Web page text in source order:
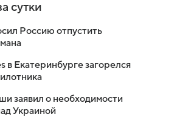
сутки
Россию отпустить
Екатеринбурге загорелся
заявил о необходимости
Украиной